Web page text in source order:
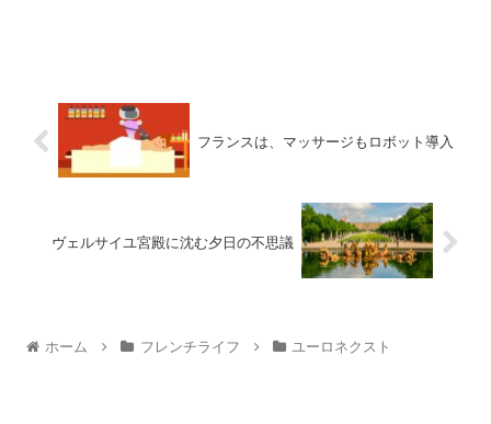
フランスは、マッサージもロボット導入
ヴェルサイユ宮殿に沈む夕日の不思議
ホーム フレンチライフ ユーロネクスト